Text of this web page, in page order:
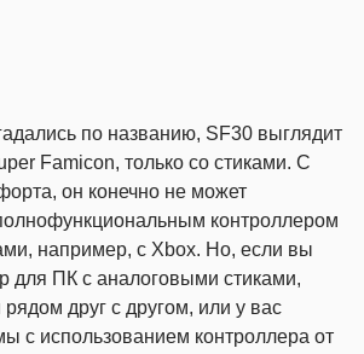
по названию, SF30 выглядит
Famicon, только со стиками. С
он конечно не может
контроллером
например, с Xbox. Но, если вы
для ПК с аналоговыми стиками,
друг с другом, или у вас
с использованием контроллера от